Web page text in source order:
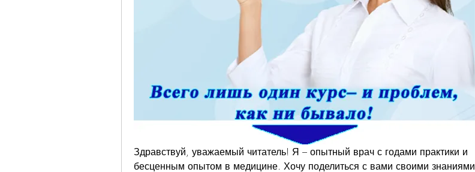
Здравствуй, уважаемый читатель! Я – опытный врач с годами практики и
бесценным опытом в медицине. Хочу поделиться с вами своими знаниями